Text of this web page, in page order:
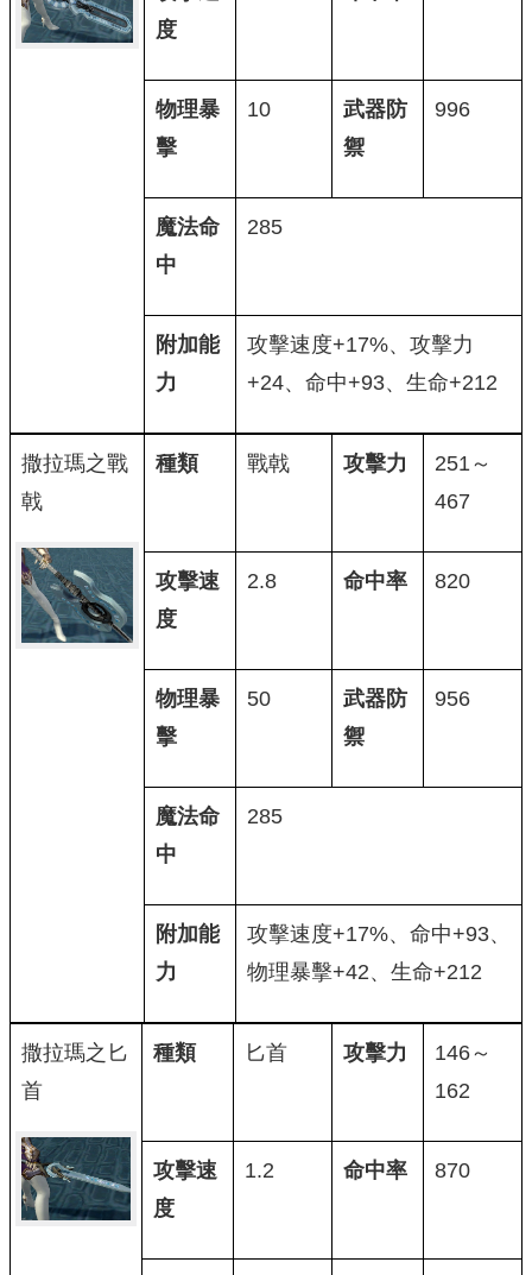
度
物理暴
擊
10
武器防
禦
996
魔法命
中
285
附加能
力
攻擊速度+17%、攻擊力
+24、命中+93、生命+212
撒拉瑪之戰
戟
種類 戰戟 攻擊力
251～
467
攻擊速
度
2.8 命中率 820
物理暴
擊
50
武器防
禦
956
魔法命
中
285
附加能
力
攻擊速度+17%、命中+93、
物理暴擊+42、生命+212
撒拉瑪之匕
首
種類 匕首 攻擊力
146～
162
攻擊速
度
1.2 命中率 870